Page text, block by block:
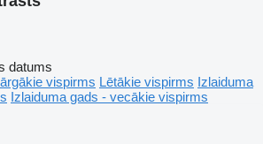
datums
vispirms Lētākie vispirms Izlaiduma
Izlaiduma gads - vecākie vispirms